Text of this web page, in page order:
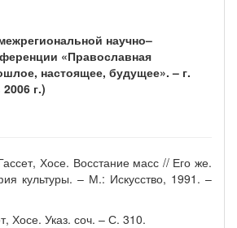
научно–
«Православная
настоящее, будущее». – г.
г.)
Хосе. Восстание масс // Его же.
культуры. – М.: Искусство, 1991. –
Хосе. Указ. соч. – С. 310.